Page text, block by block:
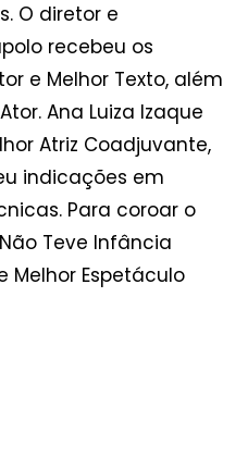
O diretor e
recebeu os
e Melhor Texto, além
Ana Luiza Izaque
Atriz Coadjuvante,
indicações em
Para coroar o
Teve Infância
Melhor Espetáculo